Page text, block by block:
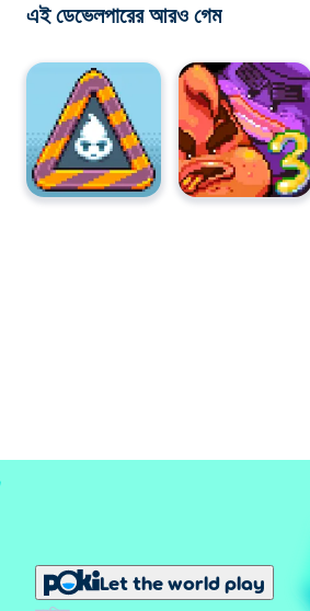
এই ডেভেলপারের আরও গেম
Let the world play